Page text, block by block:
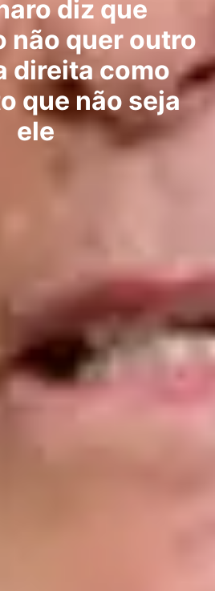
diz que
não quer outro
direita como
que não seja
ele